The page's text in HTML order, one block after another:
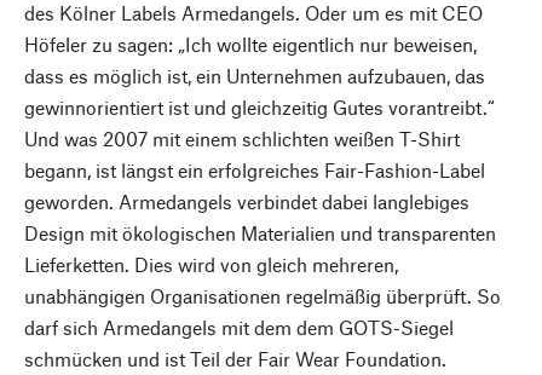
des Kölner Labels Armedangels. Oder um es mit CEO
Höfeler zu sagen: „Ich wollte eigentlich nur beweisen,
dass es möglich ist, ein Unternehmen aufzubauen, das
gewinnorientiert ist und gleichzeitig Gutes vorantreibt.“
Und was 2007 mit einem schlichten weißen T-Shirt
begann, ist längst ein erfolgreiches Fair-Fashion-Label
geworden. Armedangels verbindet dabei langlebiges
Design mit ökologischen Materialien und transparenten
Lieferketten. Dies wird von gleich mehreren,
unabhängigen Organisationen regelmäßig überprüft. So
darf sich Armedangels mit dem dem GOTS-Siegel
schmücken und ist Teil der Fair Wear Foundation.